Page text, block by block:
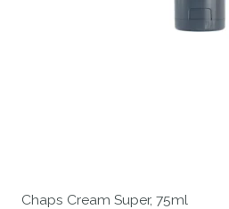
Chaps Cream Super, 75ml